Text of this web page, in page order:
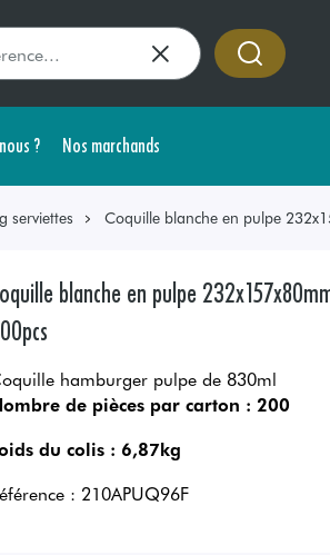
? Nos marchands
serviettes Coquille blanche en pulpe
blanche en pulpe
hamburger pulpe de 830ml
de pièces par carton : 200
du colis : 6,87kg
: 210APUQ96F